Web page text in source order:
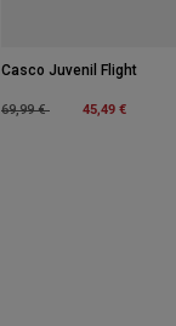
Casco Juvenil Flight
Price reduced from
69,99 €to 45,49 €